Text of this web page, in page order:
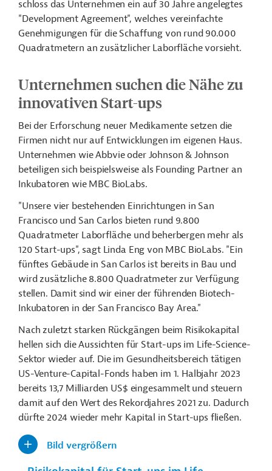
schloss das Unternehmen ein auf 30 Jahre angelegtes
"Development Agreement", welches vereinfachte
Genehmigungen für die Schaffung von rund 90.000
Quadratmetern an zusätzlicher Laborfläche vorsieht.
Unternehmen suchen die Nähe zu
innovativen Start-ups
Bei der Erforschung neuer Medikamente setzen die
Firmen nicht nur auf Entwicklungen im eigenen Haus.
Unternehmen wie Abbvie oder Johnson & Johnson
beteiligen sich beispielsweise als Founding Partner an
Inkubatoren wie MBC BioLabs.
"Unsere vier bestehenden Einrichtungen in San
Francisco und San Carlos bieten rund 9.800
Quadratmeter Laborfläche und beherbergen mehr als
120 Start-ups", sagt Linda Eng von MBC BioLabs. "Ein
fünftes Gebäude in San Carlos ist bereits in Bau und
wird zusätzliche 8.800 Quadratmeter zur Verfügung
stellen. Damit sind wir einer der führenden Biotech-
Inkubatoren in der San Francisco Bay Area."
Nach zuletzt starken Rückgängen beim Risikokapital
hellen sich die Aussichten für Start-ups im Life-Science-
Sektor wieder auf. Die im Gesundheitsbereich tätigen
US-Venture-Capital-Fonds haben im 1. Halbjahr 2023
bereits 13,7 Milliarden US$ eingesammelt und steuern
damit auf den Wert des Rekordjahres 2021 zu. Dadurch
dürfte 2024 wieder mehr Kapital in Start-ups fließen.
Bild vergrößern